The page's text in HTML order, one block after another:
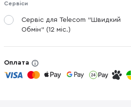
Сервіси
Сервіс для Telecom "Швидкий
Обмін" (12 міс.)
Оплата